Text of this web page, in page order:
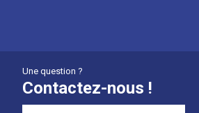
Une question ?
Contactez-nous !